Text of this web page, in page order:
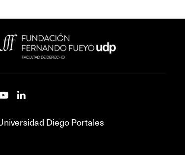
Diego Portales